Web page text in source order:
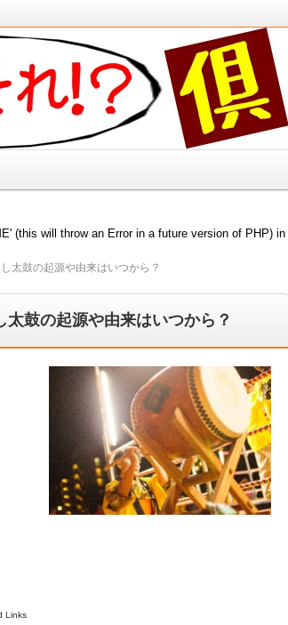
(this will throw an Error in a future version of PHP) in
太鼓の起源や由来はいつから？
鼓の起源や由来はいつから？
Links